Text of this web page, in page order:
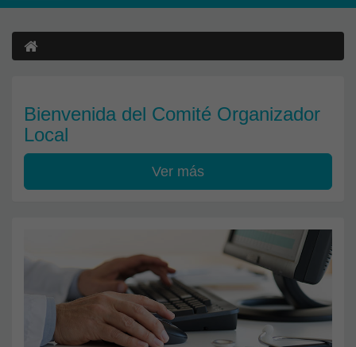
Bienvenida del Comité Organizador
Local
Ver más